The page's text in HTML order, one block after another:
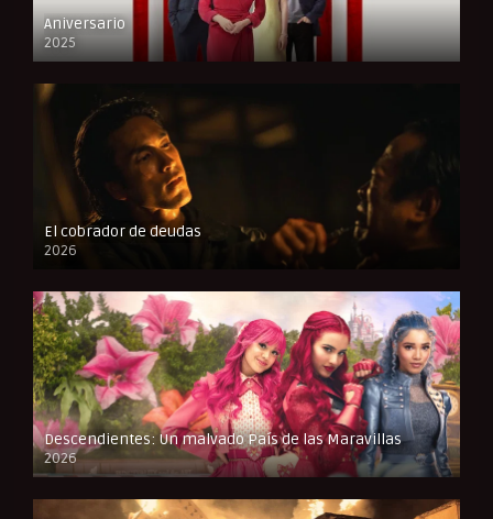
Aniversario
2025
FULL HD
El cobrador de deudas
2026
FULL HD
Descendientes: Un malvado País de las Maravillas
2026
FULL HD